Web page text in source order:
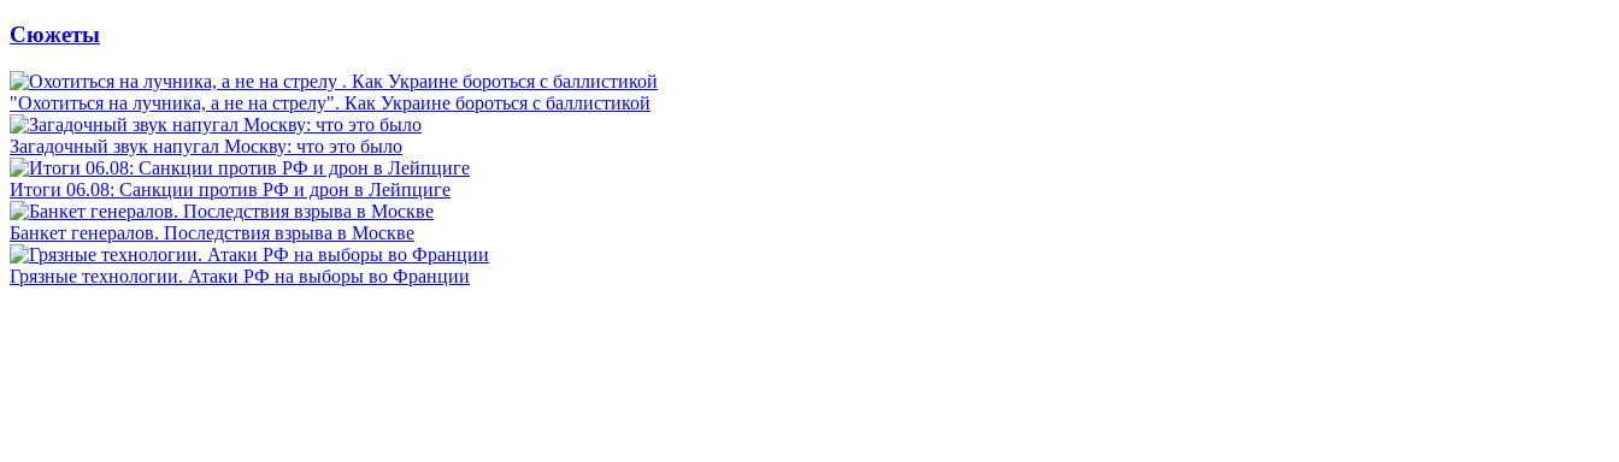
Сюжеты
"Охотиться на лучника, а не на стрелу". Как Украине бороться с баллистикой
Загадочный звук напугал Москву: что это было
Итоги 06.08: Санкции против РФ и дрон в Лейпциге
Банкет генералов. Последствия взрыва в Москве
Грязные технологии. Атаки РФ на выборы во Франции